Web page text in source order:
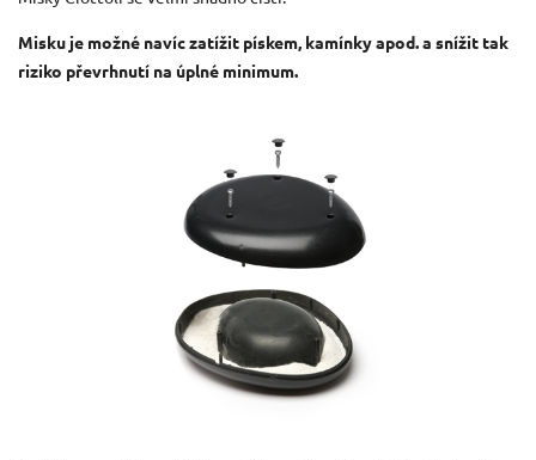
Misku je možné navíc zatížit pískem, kamínky apod. a snížit tak
riziko převrhnutí na úplné minimum.